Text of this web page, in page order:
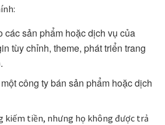
các sản phẩm hoặc dịch vụ của
tùy chỉnh, theme, phát triển trang
công ty bán sản phẩm hoặc dịch
kiếm tiền, nhưng họ không được trả